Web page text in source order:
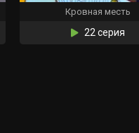
Кровная месть
22 серия